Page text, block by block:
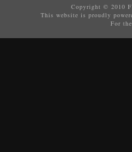
Copyright © 2010
This website is proudly
For